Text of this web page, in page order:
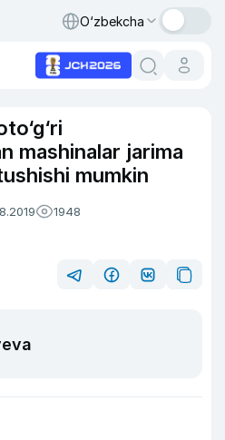
O‘zbekcha
mashinalar jarima
mumkin
1948